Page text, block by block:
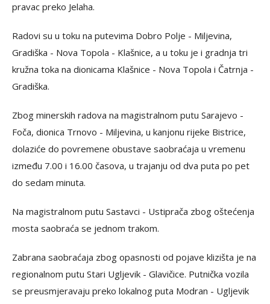
pravac preko Jelaha.
Radovi su u toku na putevima Dobro Polje - Miljevina,
Gradiška - Nova Topola - Klašnice, a u toku je i gradnja tri
kružna toka na dionicama Klašnice - Nova Topola i Čatrnja -
Gradiška.
Zbog minerskih radova na magistralnom putu Sarajevo -
Foča, dionica Trnovo - Miljevina, u kanjonu rijeke Bistrice,
dolaziće do povremene obustave saobraćaja u vremenu
između 7.00 i 16.00 časova, u trajanju od dva puta po pet
do sedam minuta.
Na magistralnom putu Sastavci - Ustiprača zbog oštećenja
mosta saobraća se jednom trakom.
Zabrana saobraćaja zbog opasnosti od pojave klizišta je na
regionalnom putu Stari Ugljevik - Glavičice. Putnička vozila
se preusmjeravaju preko lokalnog puta Modran - Ugljevik